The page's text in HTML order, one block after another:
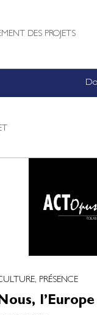
DES PROJETS
PRÉSENCE
l’Europe